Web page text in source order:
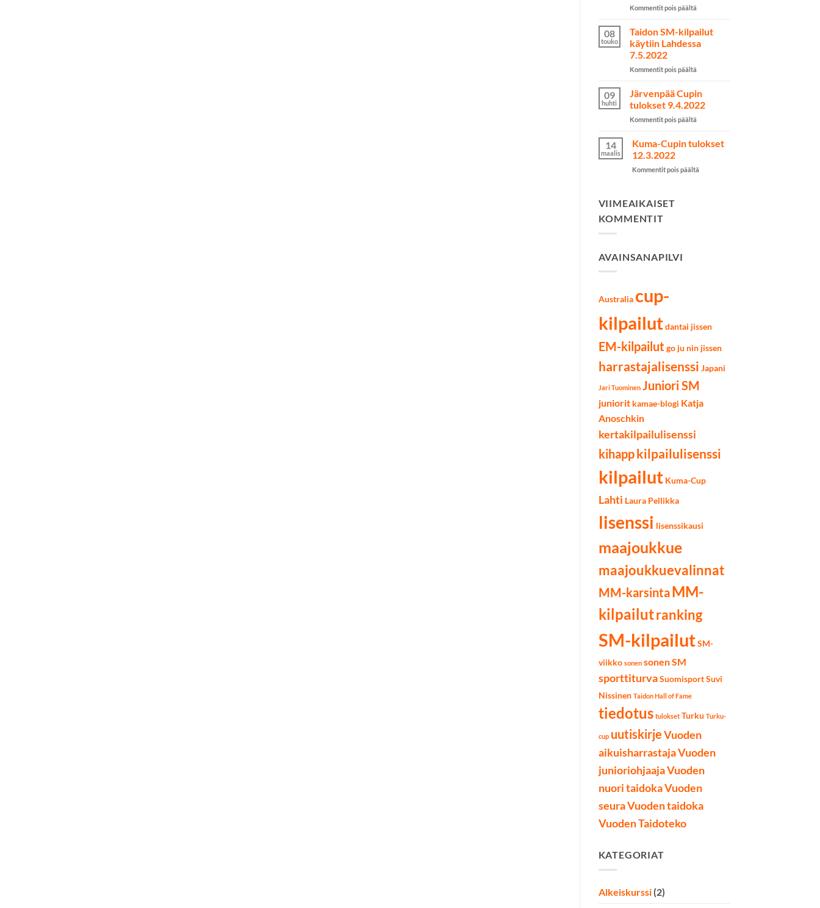
odotusten
Kommentit pois päältäartikkelissa
Australian
kilpailuihin
valittu
08
touko
Taidon SM-kilpailut
käytiin Lahdessa
7.5.2022
Kommentit pois päältäartikkelissa
SM-
käytiin
Lahdessa
09
huhti
Järvenpää Cupin
tulokset 9.4.2022
Kommentit pois päältäartikkelissa
Cupin
14
maalis
Kuma-Cupin tulokset
12.3.2022
Kommentit pois päältäartikkelissa
VIIMEAIKAISET
KOMMENTIT
AVAINSANAPILVI
Australia cup-
kilpailut dantai jissen
EM-kilpailut go ju nin jissen
harrastajalisenssi Japani
Jari Tuominen Juniori SM
juniorit kamae-blogi Katja
Anoschkin
kertakilpailulisenssi
kihappkilpailulisenssi
kilpailut Kuma-Cup
Lahti Laura Pellikka
lisenssi lisenssikausi
maajoukkue
maajoukkuevalinnat
MM-karsintaMM-
kilpailutranking
SM-kilpailut SM-
viikko sonen sonen SM
sporttiturva Suomisport Suvi
Nissinen Taidon Hall of Fame
tiedotus tulokset Turku Turku-
cup uutiskirjeVuoden
aikuisharrastajaVuoden
junioriohjaajaVuoden
nuori taidokaVuoden
seuraVuoden taidoka
Vuoden Taidoteko
KATEGORIAT
Alkeiskurssi(2)